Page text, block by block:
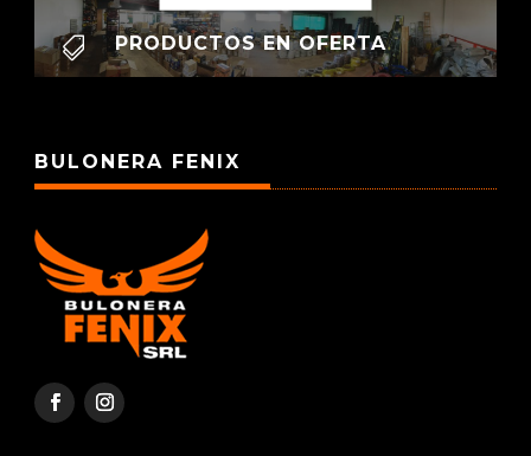
 PRODUCTOS EN OFERTA
BULONERA FENIX